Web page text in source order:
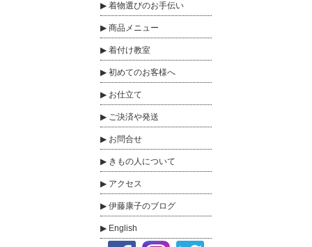
着物選びのお手伝い
商品メニュー
着付け教室
初めてのお客様へ
お仕立て
ご決済や発送
お問合せ
きもの人について
アクセス
伊藤康子のブログ
English